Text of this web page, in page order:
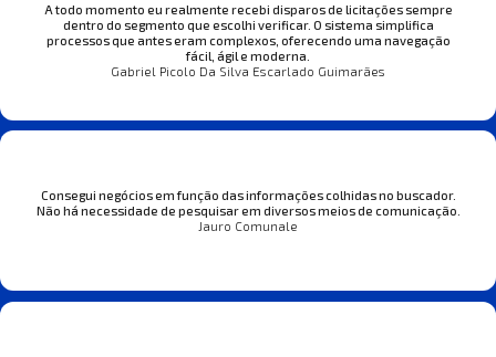
A todo momento eu realmente recebi disparos de licitações sempre
dentro do segmento que escolhi verificar. O sistema simplifica
processos que antes eram complexos, oferecendo uma navegação
fácil, ágil e moderna.
Gabriel Picolo Da Silva Escarlado Guimarães
Consegui negócios em função das informações colhidas no buscador.
Não há necessidade de pesquisar em diversos meios de comunicação.
Jauro Comunale